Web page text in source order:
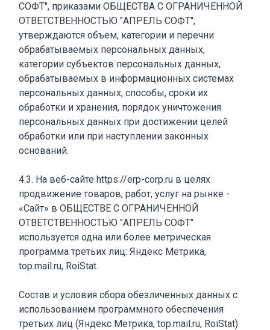
СОФТ", приказами ОБЩЕСТВА С ОГРАНИЧЕННОЙ
ОТВЕТСТВЕННОСТЬЮ "АПРЕЛЬ СОФТ",
утверждаются объем, категории и перечни
обрабатываемых персональных данных,
категории субъектов персональных данных,
обрабатываемых в информационных системах
персональных данных, способы, сроки их
обработки и хранения, порядок уничтожения
персональных данных при достижении целей
обработки или при наступлении законных
оснований.
4.3. На веб-сайте https://erp-corp.ru в целях
продвижение товаров, работ, услуг на рынке -
«Сайт» в ОБЩЕСТВЕ С ОГРАНИЧЕННОЙ
ОТВЕТСТВЕННОСТЬЮ "АПРЕЛЬ СОФТ"
используется одна или более метрическая
программа третьих лиц: Яндекс Метрика,
top.mail.ru, RoiStat.
Состав и условия сбора обезличенных данных с
использованием программного обеспечения
третьих лиц (Яндекс Метрика, top.mail.ru, RoiStat)